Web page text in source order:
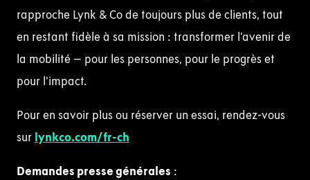
rapproche Lynk & Co de toujours plus de clients, tout
en restant fidèle à sa mission : transformer l’avenir de
la mobilité – pour les personnes, pour le progrès et
pour l’impact.
Pour en savoir plus ou réserver un essai, rendez-vous
sur lynkco.com/fr-ch
Demandes presse générales :